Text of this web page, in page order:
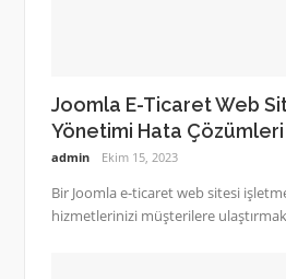
Joomla E-Ticaret Web
Yönetimi Hata Çözümleri
admin Ekim 15, 2023
Bir Joomla e-ticaret web sitesi
hizmetlerinizi müşterilere